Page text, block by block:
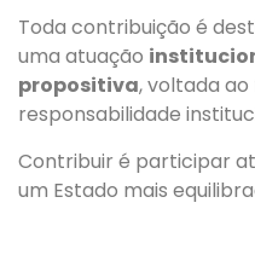
Toda contribuição é
uma atuação
propositiva, voltada
responsabilidade
Contribuir é participar
um Estado mais